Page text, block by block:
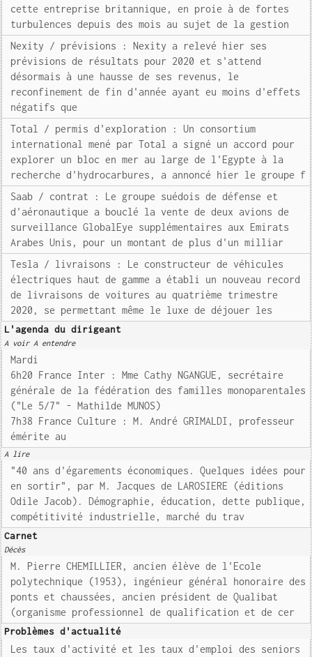
cette entreprise britannique, en proie à de fortes
turbulences depuis des mois au sujet de la gestion
Nexity / prévisions : Nexity a relevé hier ses
prévisions de résultats pour 2020 et s'attend
désormais à une hausse de ses revenus, le
reconfinement de fin d'année ayant eu moins d'effets
négatifs que
Total / permis d'exploration : Un consortium
international mené par Total a signé un accord pour
explorer un bloc en mer au large de l'Egypte à la
recherche d'hydrocarbures, a annoncé hier le groupe f
Saab / contrat : Le groupe suédois de défense et
d'aéronautique a bouclé la vente de deux avions de
surveillance GlobalEye supplémentaires aux Emirats
Arabes Unis, pour un montant de plus d'un milliar
Tesla / livraisons : Le constructeur de véhicules
électriques haut de gamme a établi un nouveau record
de livraisons de voitures au quatrième trimestre
2020, se permettant même le luxe de déjouer les
L'agenda du dirigeant
A voir A entendre
Mardi
6h20 France Inter : Mme Cathy NGANGUE, secrétaire
générale de la fédération des familles monoparentales
("Le 5/7" - Mathilde MUNOS)
7h38 France Culture : M. André GRIMALDI, professeur
émérite au
A lire
"40 ans d'égarements économiques. Quelques idées pour
en sortir", par M. Jacques de LAROSIERE (éditions
Odile Jacob). Démographie, éducation, dette publique,
compétitivité industrielle, marché du trav
Carnet
Décès
M. Pierre CHEMILLIER, ancien élève de l'Ecole
polytechnique (1953), ingénieur général honoraire des
ponts et chaussées, ancien président de Qualibat
(organisme professionnel de qualification et de cer
Problèmes d'actualité
Les taux d'activité et les taux d'emploi des seniors